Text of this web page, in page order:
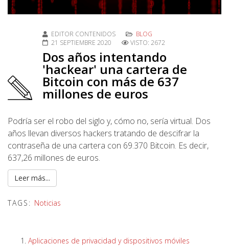
EDITOR CONTENIDOS
BLOG
21 SEPTIEMBRE 2020
VISTO: 2672
Dos años intentando
'hackear' una cartera de
Bitcoin con más de 637
millones de euros
Podría ser el robo del siglo y, cómo no, sería virtual. Dos
años llevan diversos hackers tratando de descifrar la
contraseña de una cartera con 69.370 Bitcoin. Es decir,
637,26 millones de euros.
Leer más...
TAGS: Noticias
Aplicaciones de privacidad y dispositivos móviles